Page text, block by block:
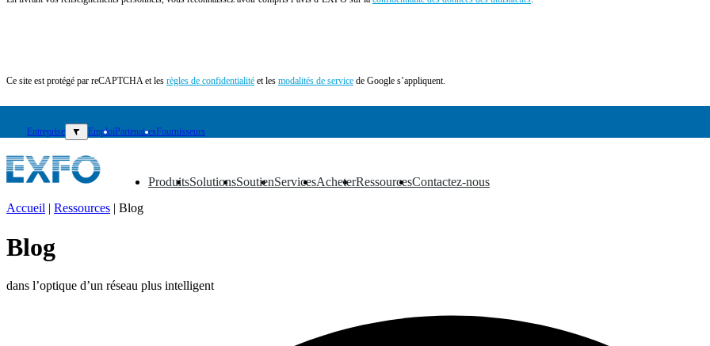
Ce site est protégé par reCAPTCHA et les règles de confidentialité et les modalités de service de Google s’appliquent.
Entreprise ▼ EmploiPartenairesFournisseurs
Produits
▼ Solutions
▼ Soutien
▼ Services
▼ Acheter
▼ Ressources
▼ Contactez-nous
▼
Produits
Soutien
Accueil | Ressources | Blog
Blog
dans l’optique d’un réseau plus intelligent